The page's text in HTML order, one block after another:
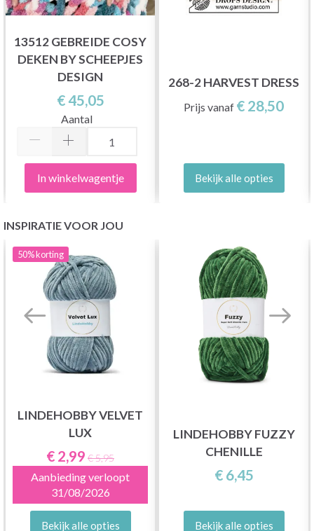
13512 GEBREIDE COSY
DEKEN BY SCHEEPJES
DESIGN
€ 45,05
Aantal
In winkelwagentje
268-2 HARVEST DRESS
Prijs vanaf € 28,50
Bekijk alle opties
INSPIRATIE VOOR JOU
50%korting
LINDEHOBBY VELVET
LUX
€ 2,99 € 5,95
Aanbieding verloopt
31/08/2026
Bekijk alle opties
LINDEHOBBY FUZZY
CHENILLE
€ 6,45
Bekijk alle opties